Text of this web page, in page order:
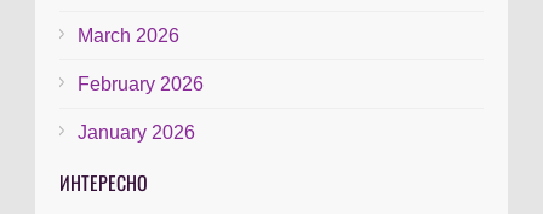
March 2026
February 2026
January 2026
ИНТЕРЕСНО